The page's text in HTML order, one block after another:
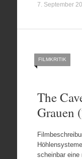
7. September
FILMKRITIK
The
Grauen
scheinbar eine